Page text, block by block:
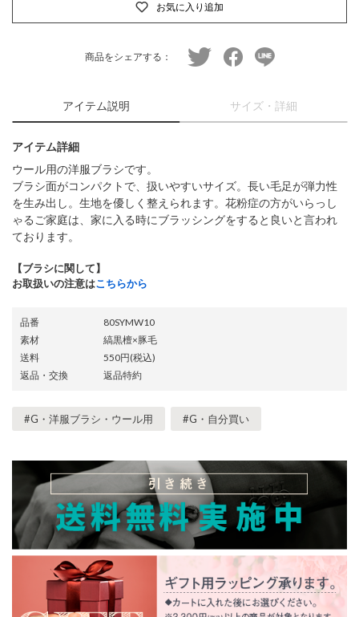
お気に入り追加
商品をシェアする： twitter facebookline
アイテム説明 サイズ・詳細
アイテム詳細
ウール用の洋服ブラシです。
ブラシ面がコンパクトで、扱いやすいサイズ。長い毛足が弾力性
を生み出し。生地を優しく整えられます。花粉症の方がいらっし
ゃるご家庭は、家に入る時にブラッシングをすると良いと言われ
ております。
【ブラシに関して】
お取扱いの注意はこちらから
品番
80SYMW10
素材
縞黒檀×豚毛
送料
550円(税込)
返品・交換
返品特約
#G・洋服ブラシ・ウール用 #G・自分買い